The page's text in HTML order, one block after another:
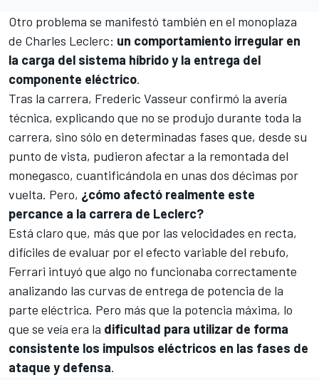
Otro problema se manifestó también en el monoplaza
de Charles Leclerc: un comportamiento irregular en
la carga del sistema híbrido y la entrega del
componente eléctrico.
Tras la carrera, Frederic Vasseurconfirmó la avería
técnica, explicando que no se produjo durante toda la
carrera, sino sólo en determinadas fases que, desde su
punto de vista, pudieron afectar a la remontada del
monegasco, cuantificándola en unas dos décimas por
vuelta. Pero, ¿cómo afectó realmente este
percance a la carrera de Leclerc?
Está claro que, más que por las velocidades en recta,
difíciles de evaluar por el efecto variable del rebufo,
Ferrari intuyó que algo no funcionaba correctamente
analizando las curvas de entrega de potencia de la
parte eléctrica. Pero más que la potencia máxima, lo
que se veía era la dificultad para utilizar de forma
consistente los impulsos eléctricos en las fases de
ataque y defensa.